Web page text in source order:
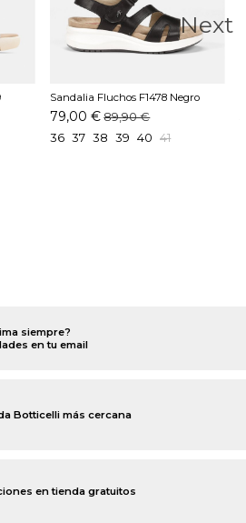
Sandalia Fluchos F1478 Negro
79,00 € 89,90 €
36 37 38 39 40 41
Next
siempre?
en tu email
Botticelli más cercana
en tienda gratuitos